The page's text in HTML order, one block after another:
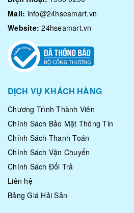
Mail: info@24hseamart.vn
Website: 24hseamart.vn
DỊCH VỤ KHÁCH HÀNG
Chương Trình Thành Viên
Chính Sách Bảo Mật Thông Tin
Chính Sách Thanh Toán
Chính Sách Vận Chuyển
Chính Sách Đổi Trả
Liên hệ
Bảng Giá Hải Sản